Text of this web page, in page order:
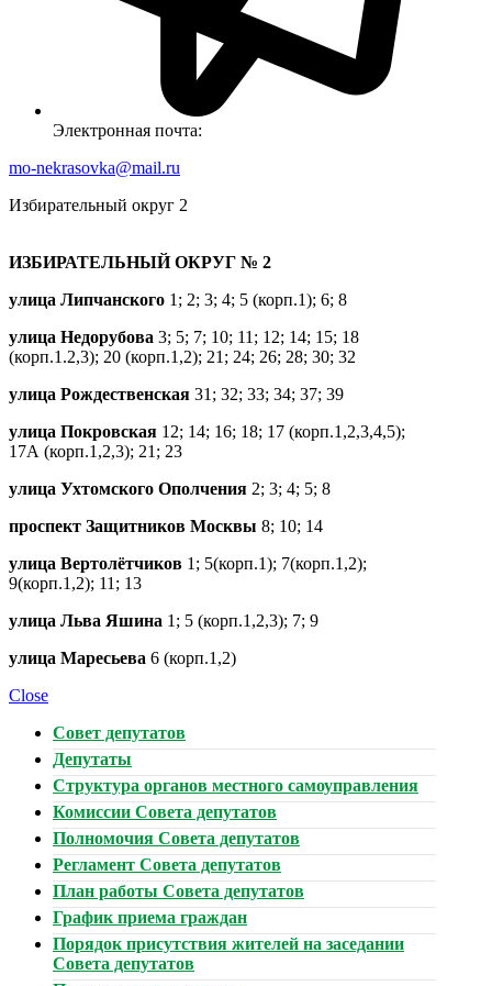
Электронная почта:
mo-nekrasovka@mail.ru
Избирательный округ 2
ИЗБИРАТЕЛЬНЫЙ ОКРУГ № 2
улица Липчанского 1; 2; 3; 4; 5 (корп.1); 6; 8
улица Недорубова 3; 5; 7; 10; 11; 12; 14; 15; 18
(корп.1.2,3); 20 (корп.1,2); 21; 24; 26; 28; 30; 32
улица Рождественская 31; 32; 33; 34; 37; 39
улица Покровская 12; 14; 16; 18; 17 (корп.1,2,3,4,5);
17А (корп.1,2,3); 21; 23
улица Ухтомского Ополчения 2; 3; 4; 5; 8
проспект Защитников Москвы 8; 10; 14
улица Вертолётчиков 1; 5(корп.1); 7(корп.1,2);
9(корп.1,2); 11; 13
улица Льва Яшина 1; 5 (корп.1,2,3); 7; 9
улица Маресьева 6 (корп.1,2)
Close
Совет депутатов
Депутаты
Структура органов местного самоуправления
Комиссии Совета депутатов
Полномочия Совета депутатов
Регламент Совета депутатов
План работы Совета депутатов
График приема граждан
Порядок присутствия жителей на заседании
Совета депутатов